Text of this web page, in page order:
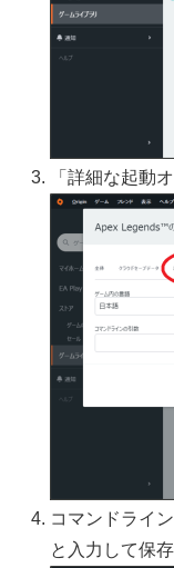
「詳細な起動
コマンドライ
と入力して保